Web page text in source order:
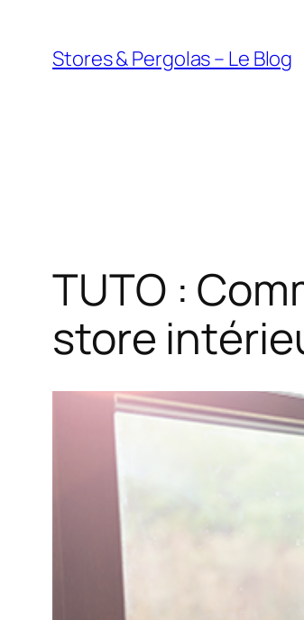
contenu
Stores & Pergolas – Le Blog
TUTO :
store